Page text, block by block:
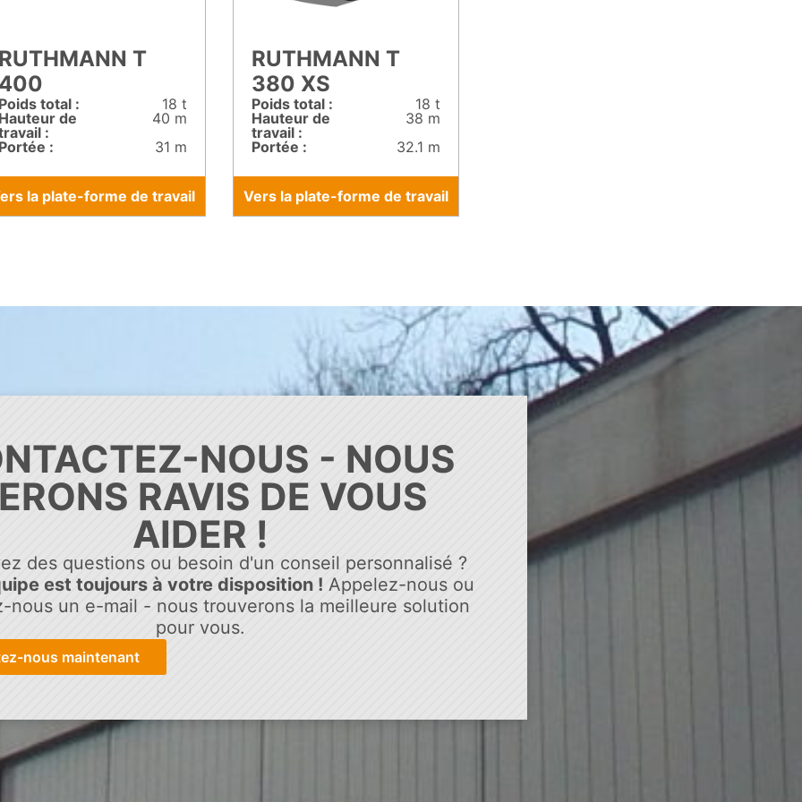
T
total :
18 t
de
:
40 m
:
31 m
la plate-forme de travail
RUTHMANN T
380 XS
Poids total :
18 t
Hauteur de
travail :
38 m
Portée :
32.1 m
Vers la plate-forme de travail
NOUS - NOUS
RAVIS DE VOUS
AIDER !
des questions ou besoin d'un conseil personnalisé ?
est toujours à votre disposition ! Appelez-nous ou
nous un e-mail - nous trouverons la meilleure solution
pour vous.
nous maintenant